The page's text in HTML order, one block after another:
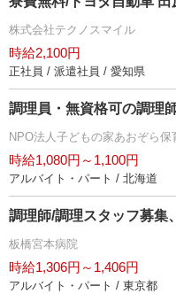
株式会社テクノスマイル
時給2,100円
正社員 / 派遣社員 / 愛知県
調理員・無資格可の調理
NPO法人子どもの家あおぞら保
時給1,080円～1,100円
アルバイト・パート / 北海道
調理師/調理スタッフ募集
板橋宮本病院
時給1,306円～1,406円
アルバイト・パート / 東京都